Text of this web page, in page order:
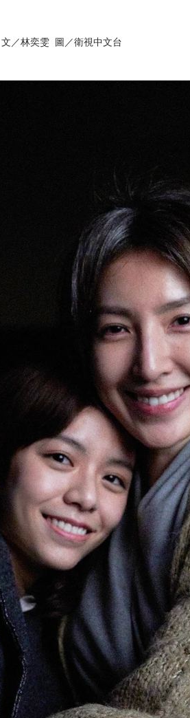
文／林奕雯 圖／衛視中文台